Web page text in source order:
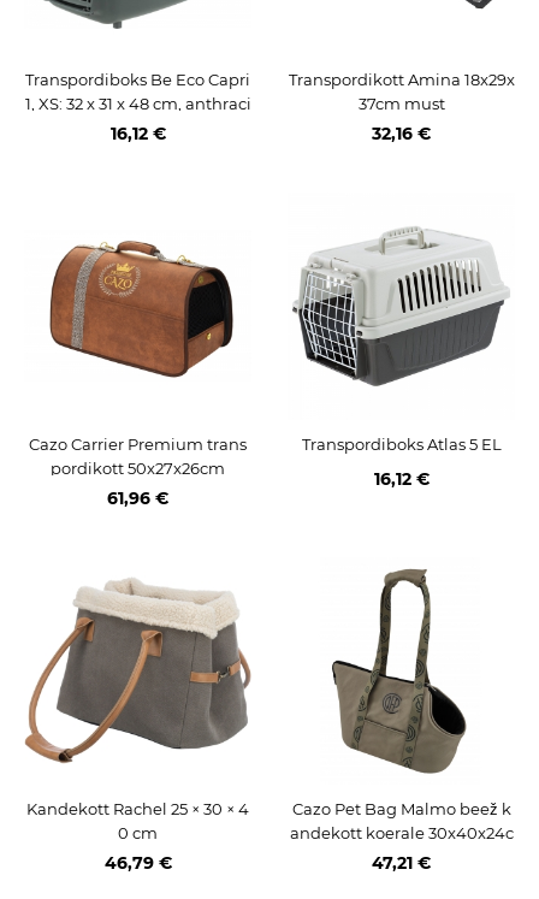
Transpordiboks Be Eco Capri
1, XS: 32 x 31 x 48 cm, anthraci
te/hall-roheline
16,12 €
Transpordikott Amina 18x29x
37cm must
32,16 €
Cazo Carrier Premium trans
pordikott 50x27x26cm
61,96 €
Transpordiboks Atlas 5 EL
16,12 €
Kandekott Rachel 25 × 30 × 4
0 cm
46,79 €
Cazo Pet Bag Malmo beež k
andekott koerale 30x40x24c
m
47,21 €